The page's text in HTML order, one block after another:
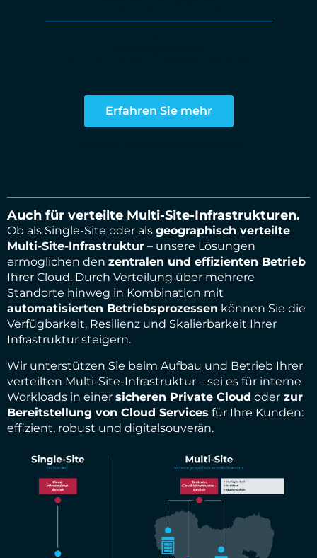
Erfahren Sie mehr
Auch für verteilte Multi-Site-Infrastrukturen.
Ob als Single-Site oder als geographisch verteilte
Multi-Site-Infrastruktur – unsere Lösungen
ermöglichen den zentralen und effizienten Betrieb
Ihrer Cloud. Durch Verteilung über mehrere
Standorte hinweg in Kombination mit
automatisierten Betriebsprozessen können Sie die
Verfügbarkeit, Resilienz und Skalierbarkeit Ihrer
Infrastruktur steigern.
Wir unterstützen Sie beim Aufbau und Betrieb Ihrer
verteilten Multi-Site-Infrastruktur – sei es für interne
Workloads in einer sicheren Private Cloud oder zur
Bereitstellung von Cloud Services für Ihre Kunden:
effizient, robust und digitalsouverän.